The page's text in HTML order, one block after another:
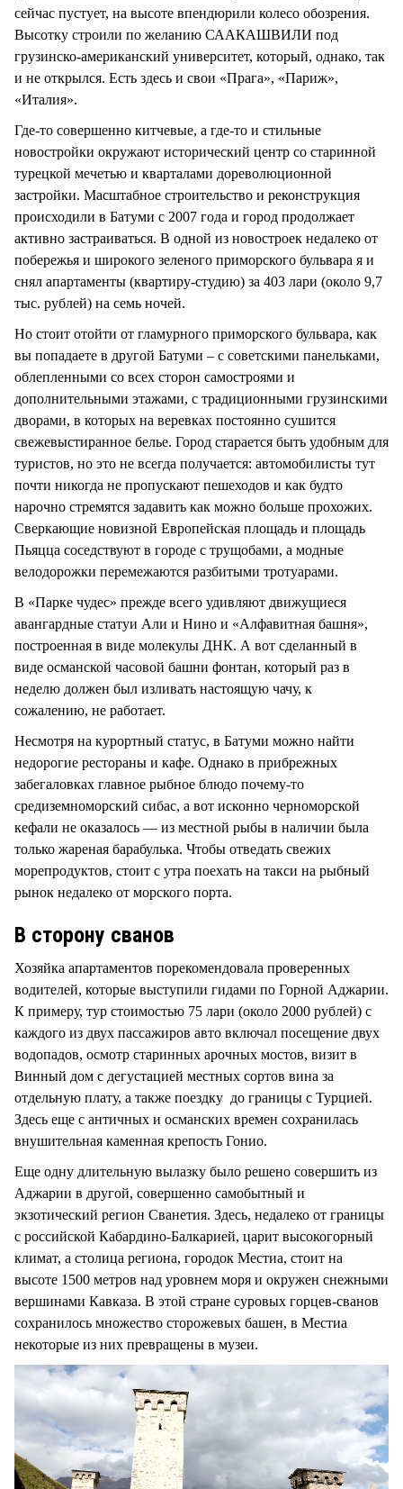
сейчас пустует, на высоте впендюрили колесо обозрения.
Высотку строили по желанию СААКАШВИЛИ под
грузинско-американский университет, который, однако, так
и не открылся. Есть здесь и свои «Прага», «Париж»,
«Италия».
Где-то совершенно китчевые, а где-то и стильные
новостройки окружают исторический центр со старинной
турецкой мечетью и кварталами дореволюционной
застройки. Масштабное строительство и реконструкция
происходили в Батуми с 2007 года и город продолжает
активно застраиваться. В одной из новостроек недалеко от
побережья и широкого зеленого приморского бульвара я и
снял апартаменты (квартиру-студию) за 403 лари (около 9,7
тыс. рублей) на семь ночей.
Но стоит отойти от гламурного приморского бульвара, как
вы попадаете в другой Батуми – с советскими панельками,
облепленными со всех сторон самостроями и
дополнительными этажами, с традиционными грузинскими
дворами, в которых на веревках постоянно сушится
свежевыстиранное белье. Город старается быть удобным для
туристов, но это не всегда получается: автомобилисты тут
почти никогда не пропускают пешеходов и как будто
нарочно стремятся задавить как можно больше прохожих.
Сверкающие новизной Европейская площадь и площадь
Пьяцца соседствуют в городе с трущобами, а модные
велодорожки перемежаются разбитыми тротуарами.
В «Парке чудес» прежде всего удивляют движущиеся
авангардные статуи Али и Нино и «Алфавитная башня»,
построенная в виде молекулы ДНК. А вот сделанный в
виде османской часовой башни фонтан, который раз в
неделю должен был изливать настоящую чачу, к
сожалению, не работает.
Несмотря на курортный статус, в Батуми можно найти
недорогие рестораны и кафе. Однако в прибрежных
забегаловках главное рыбное блюдо почему-то
средиземноморский сибас, а вот исконно черноморской
кефали не оказалось — из местной рыбы в наличии была
только жареная барабулька. Чтобы отведать свежих
морепродуктов, стоит с утра поехать на такси на рыбный
рынок недалеко от морского порта.
В сторону сванов
Хозяйка апартаментов порекомендовала проверенных
водителей, которые выступили гидами по Горной Аджарии.
К примеру, тур стоимостью 75 лари (около 2000 рублей) с
каждого из двух пассажиров авто включал посещение двух
водопадов, осмотр старинных арочных мостов, визит в
Винный дом с дегустацией местных сортов вина за
отдельную плату, а также поездку до границы с Турцией.
Здесь еще с античных и османских времен сохранилась
внушительная каменная крепость Гонио.
Еще одну длительную вылазку было решено совершить из
Аджарии в другой, совершенно самобытный и
экзотический регион Сванетия. Здесь, недалеко от границы
с российской Кабардино-Балкарией, царит высокогорный
климат, а столица региона, городок Местиа, стоит на
высоте 1500 метров над уровнем моря и окружен снежными
вершинами Кавказа. В этой стране суровых горцев-сванов
сохранилось множество сторожевых башен, в Местиа
некоторые из них превращены в музеи.